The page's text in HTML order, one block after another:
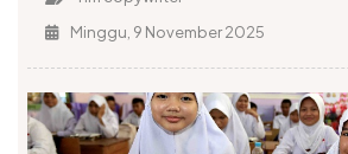
Minggu, 9 November 2025